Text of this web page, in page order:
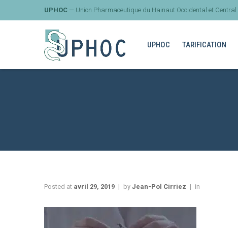
UPHOC — Union Pharmaceutique du Hainaut Occidental et Central
UPHOC TARIFICATION
Posted at avril 29, 2019 by Jean-Pol Cirriez in